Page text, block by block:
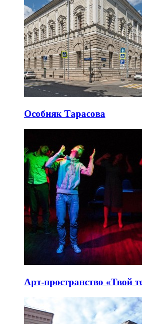
Особняк Тарасова
Арт-пространство «Твой